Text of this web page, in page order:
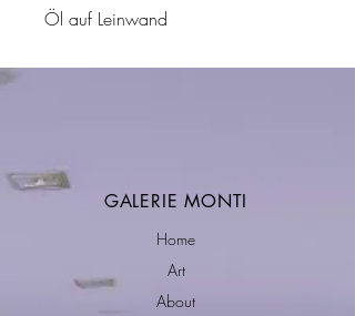
Öl auf Leinwand
GALERIE MONTI
Home
Art
About